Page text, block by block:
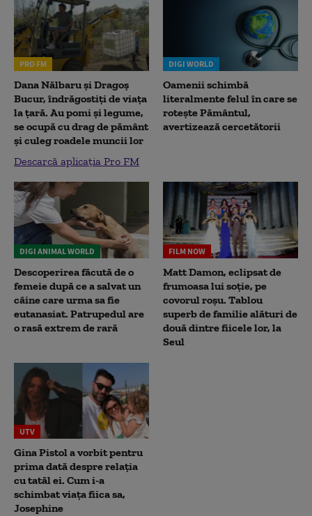
PRO FM
Dana Nălbaru și Dragoș
Bucur, îndrăgostiți de viața
la țară. Au pomi și legume,
se ocupă cu drag de pământ
și culeg roadele muncii lor
Descarcă aplicația Pro FM
DIGI WORLD
Oamenii schimbă
literalmente felul în care se
rotește Pământul,
avertizează cercetătorii
DIGI ANIMAL WORLD
Descoperirea făcută de o
femeie după ce a salvat un
câine care urma sa fie
eutanasiat. Patrupedul are
o rasă extrem de rară
FILM NOW
Matt Damon, eclipsat de
frumoasa lui soție, pe
covorul roșu. Tablou
superb de familie alături de
două dintre fiicele lor, la
Seul
UTV
Gina Pistol a vorbit pentru
prima dată despre relația
cu tatăl ei. Cum i-a
schimbat viața fiica sa,
Josephine